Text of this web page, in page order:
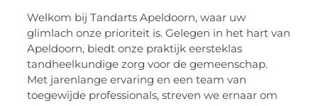
Welkom bij Tandarts Apeldoorn, waar uw
glimlach onze prioriteit is. Gelegen in het hart van
Apeldoorn, biedt onze praktijk eersteklas
tandheelkundige zorg voor de gemeenschap.
Met jarenlange ervaring en een team van
toegewijde professionals, streven we ernaar om